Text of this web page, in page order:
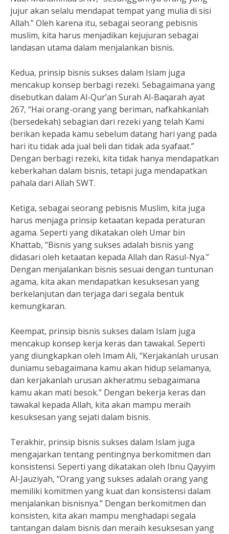
jujur akan selalu mendapat tempat yang mulia di sisi
Allah.” Oleh karena itu, sebagai seorang pebisnis
muslim, kita harus menjadikan kejujuran sebagai
landasan utama dalam menjalankan bisnis.
Kedua, prinsip bisnis sukses dalam Islam juga
mencakup konsep berbagi rezeki. Sebagaimana yang
disebutkan dalam Al-Qur’an Surah Al-Baqarah ayat
267, “Hai orang-orang yang beriman, nafkahkanlah
(bersedekah) sebagian dari rezeki yang telah Kami
berikan kepada kamu sebelum datang hari yang pada
hari itu tidak ada jual beli dan tidak ada syafaat.”
Dengan berbagi rezeki, kita tidak hanya mendapatkan
keberkahan dalam bisnis, tetapi juga mendapatkan
pahala dari Allah SWT.
Ketiga, sebagai seorang pebisnis Muslim, kita juga
harus menjaga prinsip ketaatan kepada peraturan
agama. Seperti yang dikatakan oleh Umar bin
Khattab, “Bisnis yang sukses adalah bisnis yang
didasari oleh ketaatan kepada Allah dan Rasul-Nya.”
Dengan menjalankan bisnis sesuai dengan tuntunan
agama, kita akan mendapatkan kesuksesan yang
berkelanjutan dan terjaga dari segala bentuk
kemungkaran.
Keempat, prinsip bisnis sukses dalam Islam juga
mencakup konsep kerja keras dan tawakal. Seperti
yang diungkapkan oleh Imam Ali, “Kerjakanlah urusan
duniamu sebagaimana kamu akan hidup selamanya,
dan kerjakanlah urusan akheratmu sebagaimana
kamu akan mati besok.” Dengan bekerja keras dan
tawakal kepada Allah, kita akan mampu meraih
kesuksesan yang sejati dalam bisnis.
Terakhir, prinsip bisnis sukses dalam Islam juga
mengajarkan tentang pentingnya berkomitmen dan
konsistensi. Seperti yang dikatakan oleh Ibnu Qayyim
Al-Jauziyah, “Orang yang sukses adalah orang yang
memiliki komitmen yang kuat dan konsistensi dalam
menjalankan bisnisnya.” Dengan berkomitmen dan
konsisten, kita akan mampu menghadapi segala
tantangan dalam bisnis dan meraih kesuksesan yang